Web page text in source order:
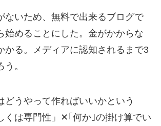
ないため、無料で出来るブログで
始めることにした。金がかからな
かる。メディアに認知されるまで3
。
どうやって作ればいいかという
くは専門性」✕｢何か｣の掛け算でい